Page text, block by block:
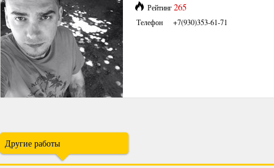
Рейтинг265
Телефон +7(930)353-61-71
Другие работы